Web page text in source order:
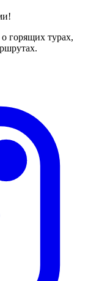
горящих турах,